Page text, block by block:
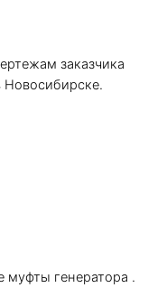
заказчика
Новосибирске.
генератора .